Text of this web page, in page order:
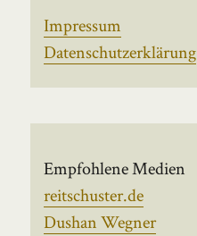
Impressum
Datenschutzerklärung
Empfohlene Medien
reitschuster.de
Dushan Wegner